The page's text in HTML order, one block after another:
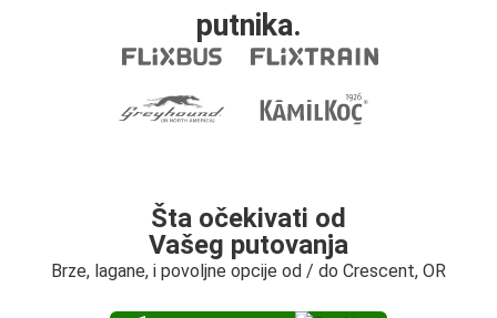
putnika.
Šta očekivati od
Vašeg putovanja
Brze, lagane, i povoljne opcije od / do Crescent, OR